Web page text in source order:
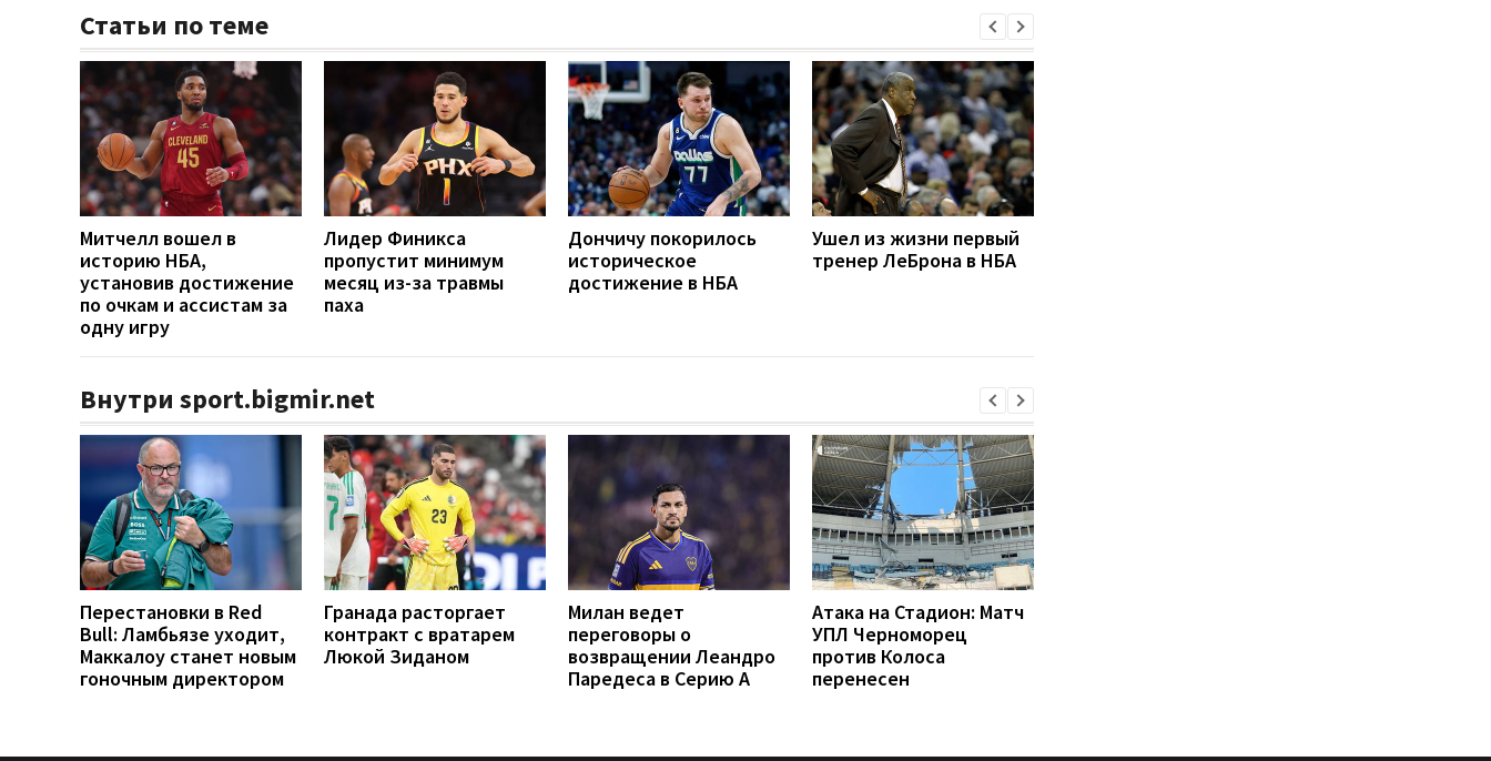
Статьи по теме
Митчелл вошел в
историю НБА,
установив достижение
по очкам и ассистам за
одну игру
Лидер Финикса
пропустит минимум
месяц из-за травмы
паха
Дончичу покорилось
историческое
достижение в НБА
Ушел из жизни первый
тренер ЛеБрона в НБА
Внутри sport.bigmir.net
Перестановки в Red
Bull: Ламбьязе уходит,
Маккалоу станет новым
гоночным директором
Гранада расторгает
контракт с вратарем
Люкой Зиданом
Милан ведет
переговоры о
возвращении Леандро
Паредеса в Серию А
Атака на Стадион: Матч
УПЛ Черноморец
против Колоса
перенесен